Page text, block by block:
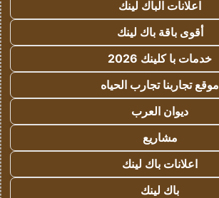
اعلانات الباك لينك
أقوى باقة باك لينك
خدمات با كلينك 2026
موقع تجاربنا تجارب الحياه
ديوان العرب
مشاريع
اعلانات باك لينك
باك لينك